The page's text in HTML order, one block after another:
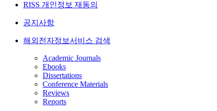
RISS 개인정보 재동의
공지사항
해외전자정보서비스 검색
Academic Journals
Ebooks
Dissertations
Conference Materials
Reviews
Reports